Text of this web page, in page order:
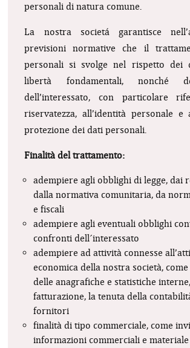
personali di natura comune.
La nostra societá garantisce
previsioni normative che il
personali si svolge nel rispetto dei
libertà fondamentali, nonché
dell’interessato, con particolare
riservatezza, all’identità personale
protezione dei dati personali.
Finalità del trattamento:
adempiere agli obblighi di legge, dai
dalla normativa comunitaria, da
e fiscali
adempiere agli eventuali obblighi
confronti dell´interessato
adempiere ad attività connesse
economica della nostra società,
delle anagrafiche e statistiche
fatturazione, la tenuta della
fornitori
finalità di tipo commerciale, come
informazioni commerciali e